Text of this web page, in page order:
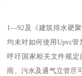
1—92及《建筑排水硬
均未对如何使用Upvc
呼吁国家相关文件规定
雨、污水及通气立管尽